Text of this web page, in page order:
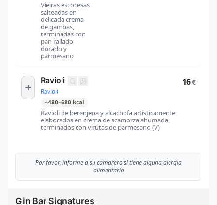
Vieiras escocesas
salteadas en
delicada crema
de gambas,
terminadas con
pan rallado
dorado y
parmesano
Ravioli
Ravioli
~480–680 kcal
Ravioli de berenjena y alcachofa artísticamente
elaborados en crema de scamorza ahumada,
terminados con virutas de parmesano (V)
16€
Por favor, informe a su camarero si tiene alguna alergia
alimentaria
Gin Bar Signatures